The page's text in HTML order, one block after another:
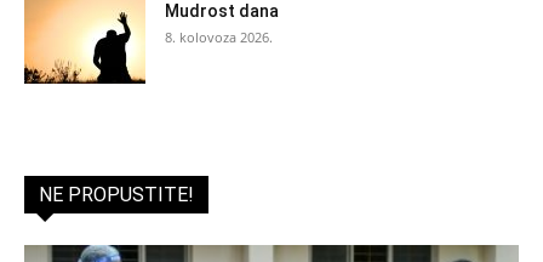
Mudrost dana
8. kolovoza 2026.
NE PROPUSTITE!